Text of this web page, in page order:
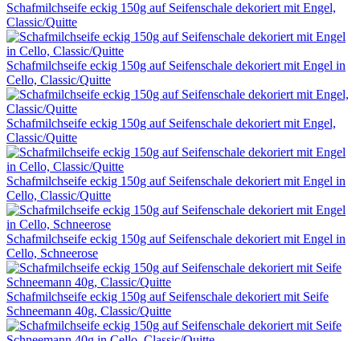
Schafmilchseife eckig 150g auf Seifenschale dekoriert mit Engel,
Classic/Quitte
Schafmilchseife eckig 150g auf Seifenschale dekoriert mit Engel in
Cello, Classic/Quitte
Schafmilchseife eckig 150g auf Seifenschale dekoriert mit Engel,
Classic/Quitte
Schafmilchseife eckig 150g auf Seifenschale dekoriert mit Engel in
Cello, Classic/Quitte
Schafmilchseife eckig 150g auf Seifenschale dekoriert mit Engel in
Cello, Schneerose
Schafmilchseife eckig 150g auf Seifenschale dekoriert mit Seife
Schneemann 40g, Classic/Quitte